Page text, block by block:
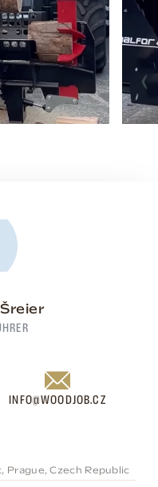
INFO@WOODJOB.CZ
Prague, Czech Republic